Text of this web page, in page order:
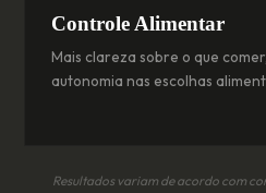
Controle Alimentar
Mais clareza sobre o que
autonomia nas escolhas
Resultados variam de acordo com